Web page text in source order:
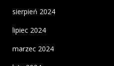
sierpień 2024
lipiec 2024
marzec 2024